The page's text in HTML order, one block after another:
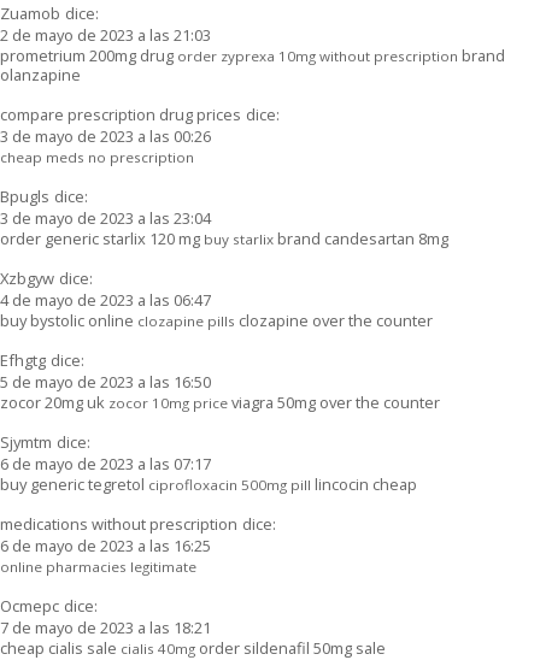
Zuamob dice:
2 de mayo de 2023 a las 21:03
prometrium 200mg drug order zyprexa 10mg without prescription brand
olanzapine
compare prescription drug prices dice:
3 de mayo de 2023 a las 00:26
cheap meds no prescription
Bpugls dice:
3 de mayo de 2023 a las 23:04
order generic starlix 120 mg buy starlix brand candesartan 8mg
Xzbgyw dice:
4 de mayo de 2023 a las 06:47
buy bystolic online clozapine pills clozapine over the counter
Efhgtg dice:
5 de mayo de 2023 a las 16:50
zocor 20mg uk zocor 10mg price viagra 50mg over the counter
Sjymtm dice:
6 de mayo de 2023 a las 07:17
buy generic tegretol ciprofloxacin 500mg pill lincocin cheap
medications without prescription dice:
6 de mayo de 2023 a las 16:25
online pharmacies legitimate
Ocmepc dice:
7 de mayo de 2023 a las 18:21
cheap cialis sale cialis 40mg order sildenafil 50mg sale